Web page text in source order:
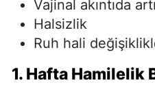
Vajinal akıntıda
Halsizlik
Ruh hali
1. Hafta Hamilelik